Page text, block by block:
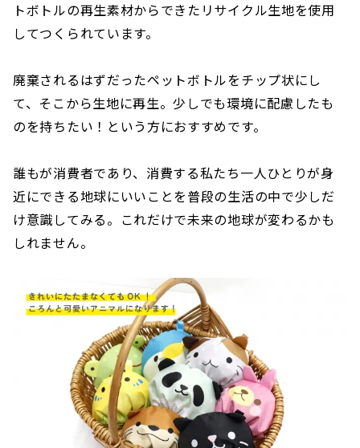
トボトルの再生素材からできたリサイクル生地を使用
してつくられています。
廃棄されるはずだったペットボトルをチップ状にし
て、そこから生地に再生。少しでも環境に配慮したも
のを持ちたい！という方におすすめです。
誰もが消費者であり、消費する私たち一人ひとりが身
近にできる地球にいいことを普段の生活の中で少しだ
け意識してみる。これだけで未来の地球が変わるかも
しれません。